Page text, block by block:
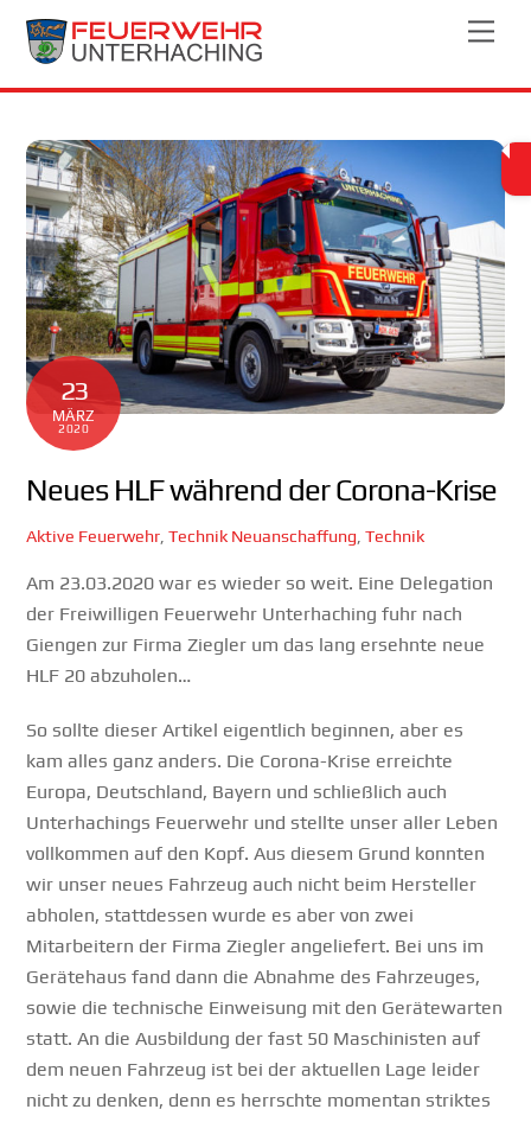
Skip
23
MÄRZ
2020
Neues HLF während der Corona-Krise
Aktive Feuerwehr,Technik Neuanschaffung,Technik
Am 23.03.2020 war es wieder so weit. Eine Delegation
der Freiwilligen Feuerwehr Unterhaching fuhr nach
Giengen zur Firma Ziegler um das lang ersehnte neue
HLF 20 abzuholen…
So sollte dieser Artikel eigentlich beginnen, aber es
kam alles ganz anders. Die Corona-Krise erreichte
Europa, Deutschland, Bayern und schließlich auch
Unterhachings Feuerwehr und stellte unser aller Leben
vollkommen auf den Kopf. Aus diesem Grund konnten
wir unser neues Fahrzeug auch nicht beim Hersteller
abholen, stattdessen wurde es aber von zwei
Mitarbeitern der Firma Ziegler angeliefert. Bei uns im
Gerätehaus fand dann die Abnahme des Fahrzeuges,
sowie die technische Einweisung mit den Gerätewarten
statt. An die Ausbildung der fast 50 Maschinisten auf
dem neuen Fahrzeug ist bei der aktuellen Lage leider
nicht zu denken, denn es herrschte momentan striktes